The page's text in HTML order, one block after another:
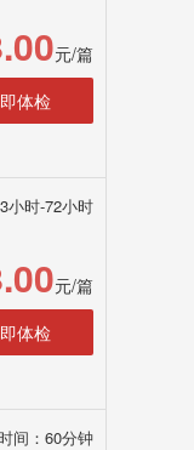
元/篇
体检
小时-72小时
元/篇
体检
间：60分钟